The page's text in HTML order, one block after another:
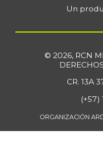
Un
© 2026, RCN
CR. 13A
(+57)
ORGANIZACIÓN